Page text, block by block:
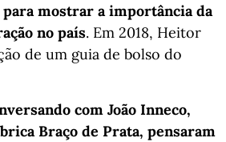
mostrar a importância da
no país. Em 2018, Heitor
de um guia de bolso do
com João Inneco,
Braço de Prata, pensaram